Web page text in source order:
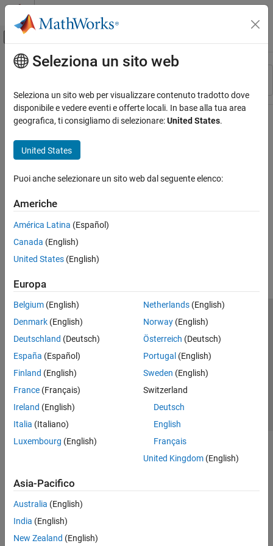
Vai al contenuto
Attiva/disattiva menu di navigazione
Risorsa
Stato
Contenuto principale
Seleziona un sito web
Seleziona un sito web per visualizzare contenuto tradotto dove
disponibile e vedere eventi e offerte locali. In base alla tua area
geografica, ti consigliamo di selezionare:United States.
United States
Puoi anche selezionare un sito web dal seguente elenco:
Americhe
América Latina (Español)
Canada (English)
United States (English)
Europa
Belgium (English)
Denmark (English)
Deutschland (Deutsch)
España (Español)
Finland (English)
France (Français)
Ireland (English)
Italia (Italiano)
Luxembourg (English)
Netherlands(English)
Norway(English)
Österreich (Deutsch)
Portugal (English)
Sweden (English)
Switzerland
Deutsch
English
Français
United Kingdom(English)
Asia-Pacifico
Australia (English)
India (English)
New Zealand (English)
Centro di fiducia
Informativa sulla privacy
Antipirateria
Stato dell'applicazione
Contatti
© 1994-2026 The MathWorks, Inc.